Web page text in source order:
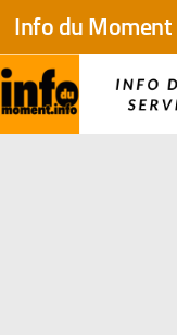
Skip to content
Info du Moment